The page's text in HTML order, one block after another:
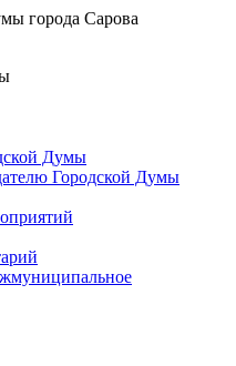
города Сарова
Думы
Городской Думы